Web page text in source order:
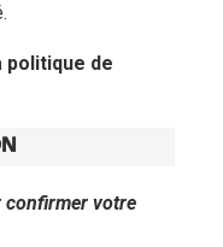
politique de
confirmer votre